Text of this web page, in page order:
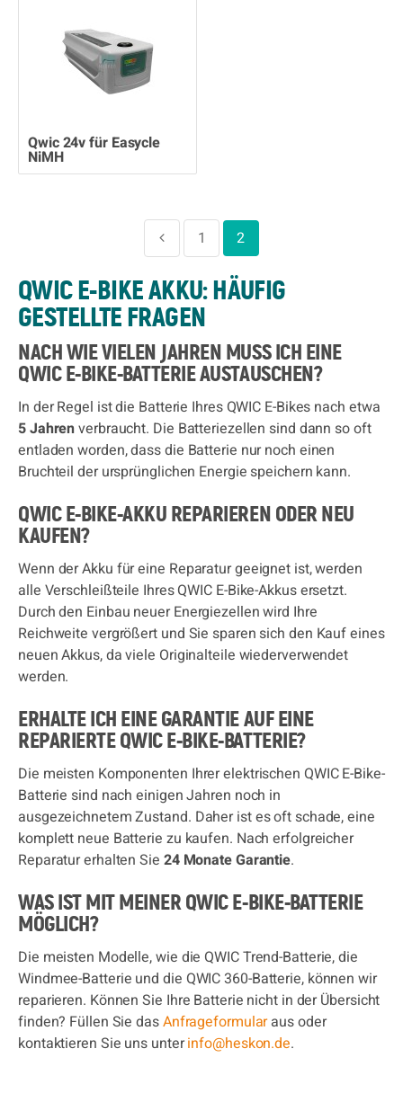
Qwic 24v für Easycle
NiMH
1 2
QWIC E-BIKE AKKU: HÄUFIG
GESTELLTE FRAGEN
NACH WIE VIELEN JAHREN MUSS ICH EINE
QWIC E-BIKE-BATTERIE AUSTAUSCHEN?
In der Regel ist die Batterie Ihres QWIC E-Bikes nach etwa
5 Jahrenverbraucht. Die Batteriezellen sind dann so oft
entladen worden, dass die Batterie nur noch einen
Bruchteil der ursprünglichen Energie speichern kann.
QWIC E-BIKE-AKKU REPARIEREN ODER NEU
KAUFEN?
Wenn der Akku für eine Reparatur geeignet ist, werden
alle Verschleißteile Ihres QWIC E-Bike-Akkus ersetzt.
Durch den Einbau neuer Energiezellen wird Ihre
Reichweite vergrößert und Sie sparen sich den Kauf eines
neuen Akkus, da viele Originalteile wiederverwendet
werden.
ERHALTE ICH EINE GARANTIE AUF EINE
REPARIERTE QWIC E-BIKE-BATTERIE?
Die meisten Komponenten Ihrer elektrischen QWIC E-Bike-
Batterie sind nach einigen Jahren noch in
ausgezeichnetem Zustand. Daher ist es oft schade, eine
komplett neue Batterie zu kaufen. Nach erfolgreicher
Reparatur erhalten Sie 24 Monate Garantie.
WAS IST MIT MEINER QWIC E-BIKE-BATTERIE
MÖGLICH?
Die meisten Modelle, wie die QWIC Trend-Batterie, die
Windmee-Batterie und die QWIC 360-Batterie, können wir
reparieren. Können Sie Ihre Batterie nicht in der Übersicht
finden? Füllen Sie dasAnfrageformularaus oder
kontaktieren Sie uns unterinfo@heskon.de.